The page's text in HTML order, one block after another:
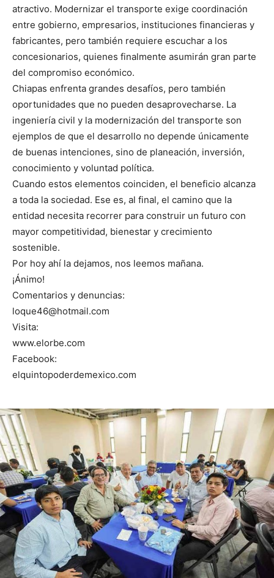
atractivo. Modernizar el transporte exige coordinación
entre gobierno, empresarios, instituciones financieras y
fabricantes, pero también requiere escuchar a los
concesionarios, quienes finalmente asumirán gran parte
del compromiso económico.
Chiapas enfrenta grandes desafíos, pero también
oportunidades que no pueden desaprovecharse. La
ingeniería civil y la modernización del transporte son
ejemplos de que el desarrollo no depende únicamente
de buenas intenciones, sino de planeación, inversión,
conocimiento y voluntad política.
Cuando estos elementos coinciden, el beneficio alcanza
a toda la sociedad. Ese es, al final, el camino que la
entidad necesita recorrer para construir un futuro con
mayor competitividad, bienestar y crecimiento
sostenible.
Por hoy ahí la dejamos, nos leemos mañana.
¡Ánimo!
Comentarios y denuncias:
loque46@hotmail.com
Visita:
www.elorbe.com
Facebook:
elquintopoderdemexico.com